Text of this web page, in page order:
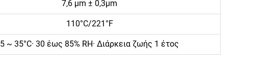
7,6 μm ± 0,3μm
110°C/221°F
5 ~ 35°C· 30 έως 85% RH· Διάρκεια ζωής 1 έτος